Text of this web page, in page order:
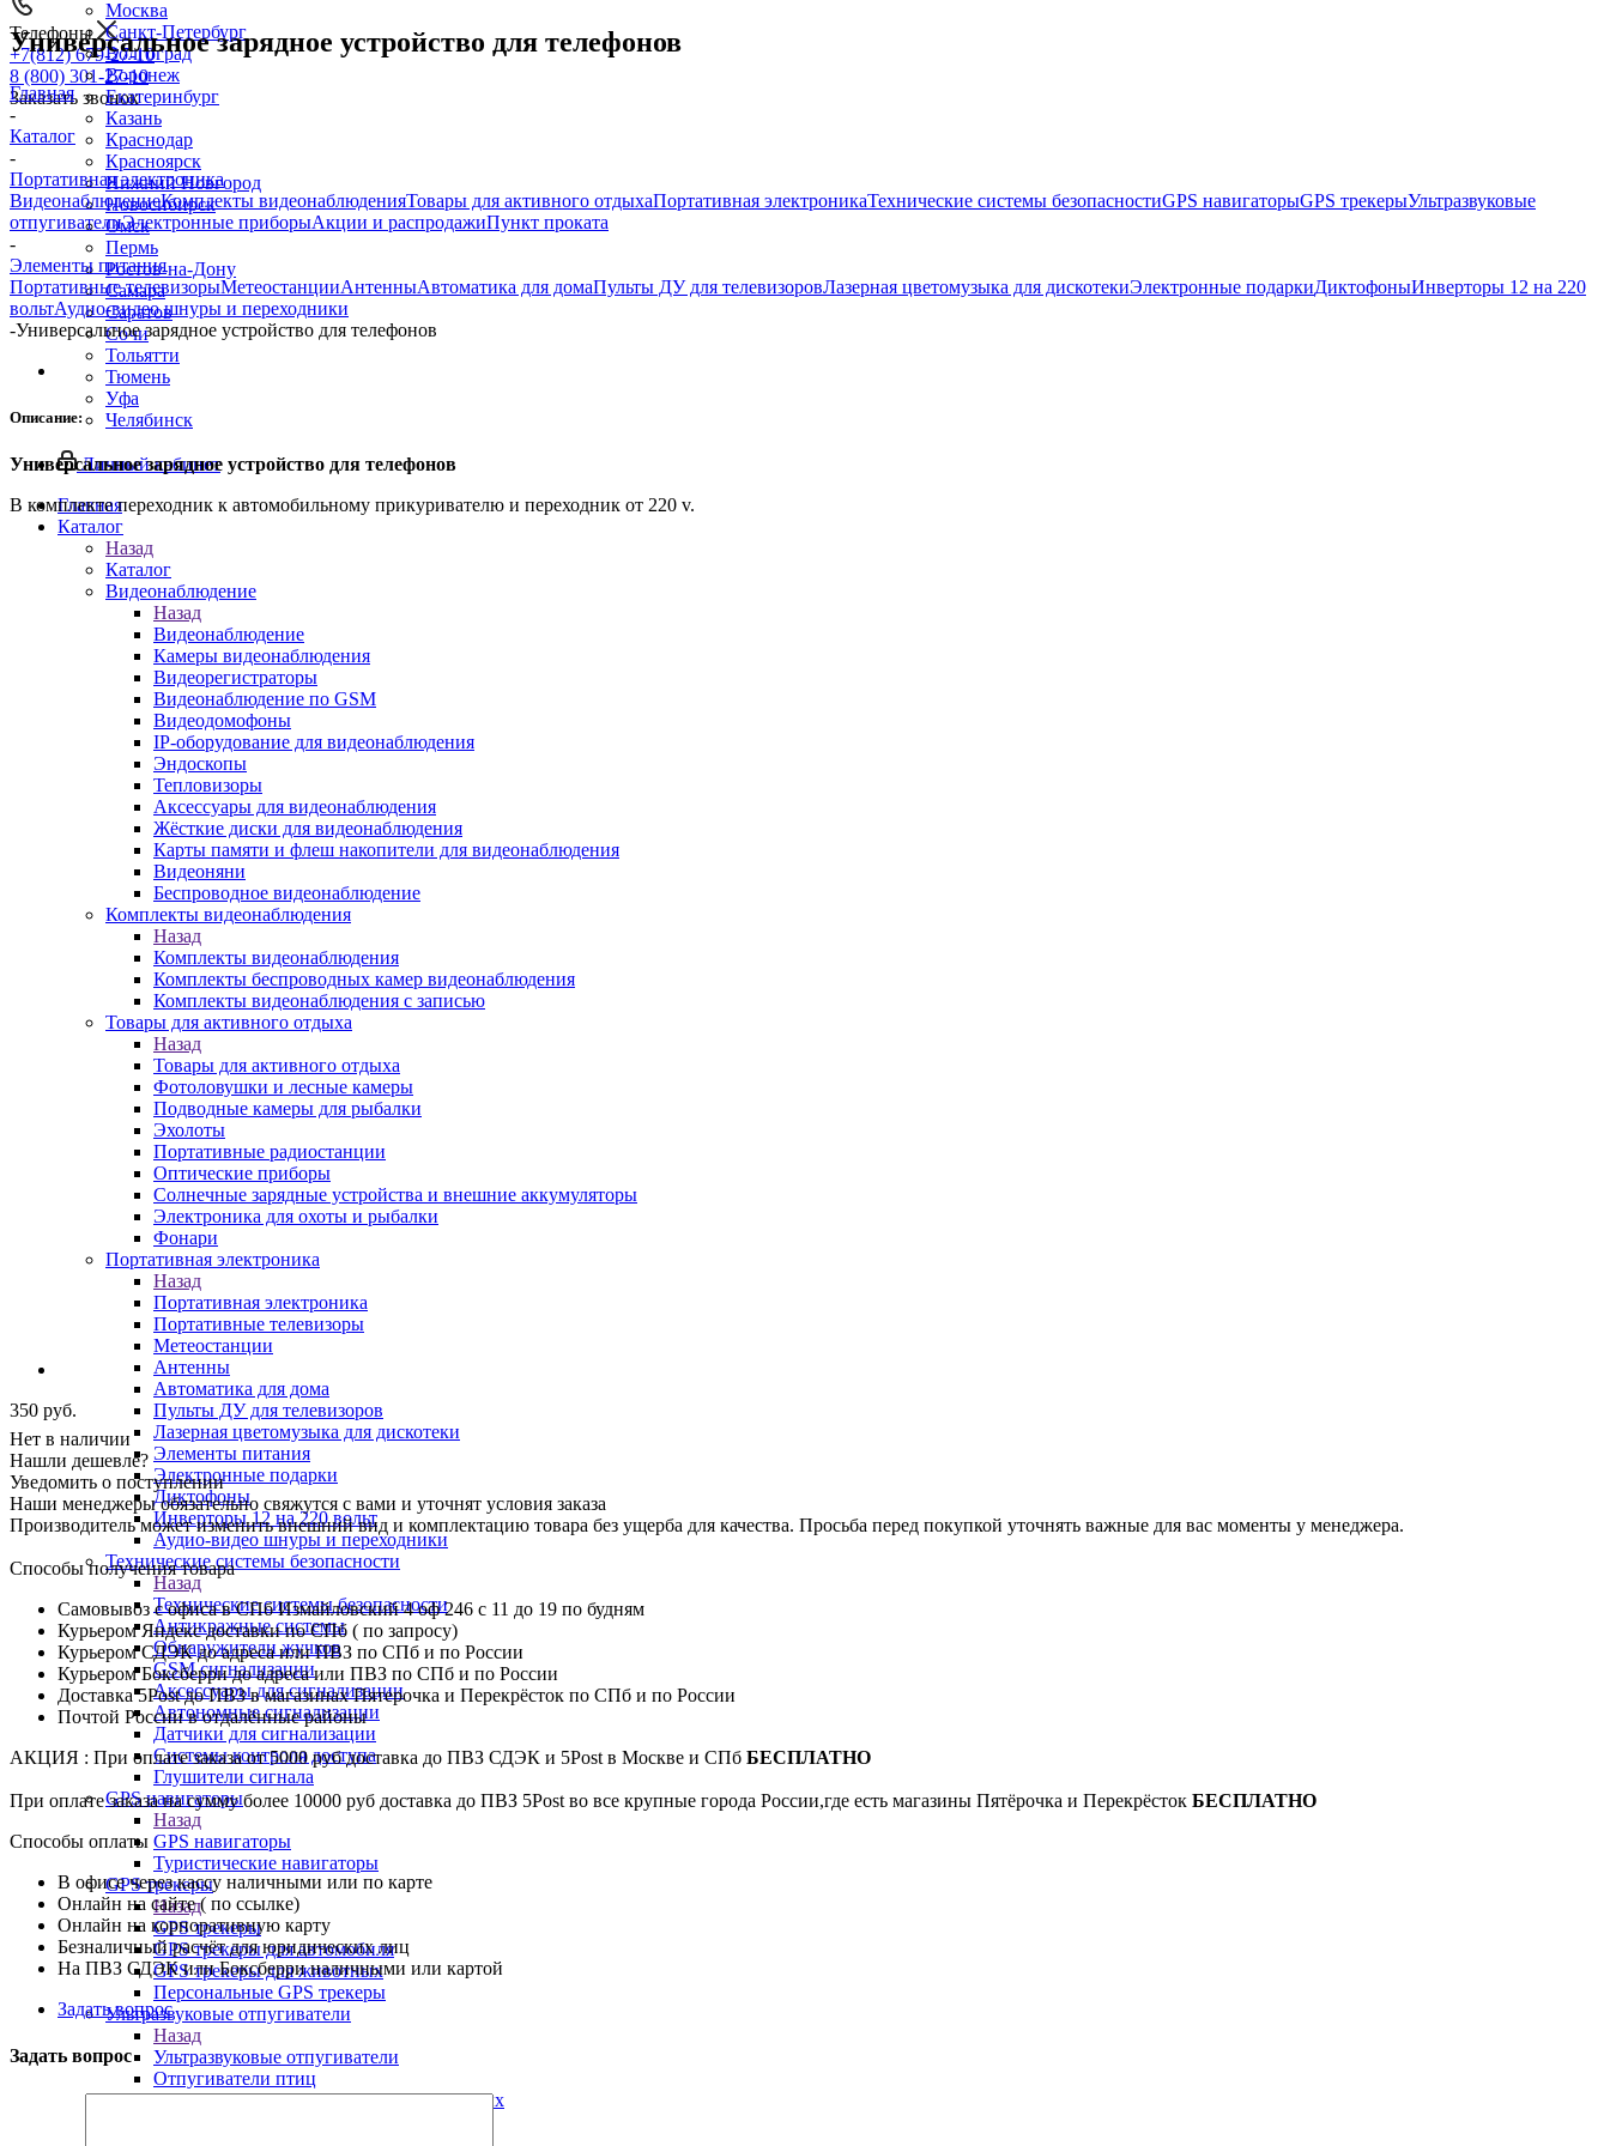
Телефоны
+7(812) 679-27-10
8 (800) 301-27-10
Заказать звонок
Москва
Санкт-Петербург
Волгоград
Воронеж
Екатеринбург
Казань
Краснодар
Красноярск
Нижний Новгород
Новосибирск
Омск
Пермь
Ростов-на-Дону
Самара
Саратов
Сочи
Тольятти
Тюмень
Уфа
Челябинск
Личный кабинет
Главная
Каталог
Назад
Каталог
Видеонаблюдение
Назад
Видеонаблюдение
Камеры видеонаблюдения
Видеорегистраторы
Видеонаблюдение по GSM
Видеодомофоны
IP-оборудование для видеонаблюдения
Эндоскопы
Тепловизоры
Аксессуары для видеонаблюдения
Жёсткие диски для видеонаблюдения
Карты памяти и флеш накопители для видеонаблюдения
Видеоняни
Беспроводное видеонаблюдение
Комплекты видеонаблюдения
Назад
Комплекты видеонаблюдения
Комплекты беспроводных камер видеонаблюдения
Комплекты видеонаблюдения с записью
Товары для активного отдыха
Назад
Товары для активного отдыха
Фотоловушки и лесные камеры
Подводные камеры для рыбалки
Эхолоты
Портативные радиостанции
Оптические приборы
Солнечные зарядные устройства и внешние аккумуляторы
Электроника для охоты и рыбалки
Фонари
Портативная электроника
Назад
Портативная электроника
Портативные телевизоры
Метеостанции
Антенны
Автоматика для дома
Пульты ДУ для телевизоров
Лазерная цветомузыка для дискотеки
Элементы питания
Электронные подарки
Диктофоны
Инверторы 12 на 220 вольт
Аудио-видео шнуры и переходники
Технические системы безопасности
Назад
Технические системы безопасности
Антикражные системы
Обнаружители жучков
GSM сигнализации
Аксессуары для сигнализации
Автономные сигнализации
Датчики для сигнализации
Системы контроля доступа
Глушители сигнала
GPS навигаторы
Назад
GPS навигаторы
Туристические навигаторы
GPS трекеры
Назад
GPS трекеры
GPS трекеры для автомобиля
GPS трекеры для животных
Персональные GPS трекеры
Ультразвуковые отпугиватели
Назад
Ультразвуковые отпугиватели
Отпугиватели птиц
Отпугиватели и уничтожители насекомых
Универсальное зарядное устройство для телефонов
Главная
-
Каталог
-
Портативная электроника
ВидеонаблюдениеКомплекты видеонаблюденияТовары для активного отдыхаПортативная электроникаТехнические системы безопасностиGPS навигаторыGPS трекерыУльтразвуковые
отпугивателиЭлектронные приборыАкции и распродажиПункт проката
-
Элементы питания
Портативные телевизорыМетеостанцииАнтенныАвтоматика для домаПульты ДУ для телевизоровЛазерная цветомузыка для дискотекиЭлектронные подаркиДиктофоныИнверторы 12 на 220
вольтАудио-видео шнуры и переходники
-Универсальное зарядное устройство для телефонов
Описание:
Универсальное зарядное устройство для телефонов
В комплекте переходник к автомобильному прикуривателю и переходник от 220 v.
350 руб.
Нет в наличии
Нашли дешевле?
Уведомить о поступлении
Наши менеджеры обязательно свяжутся с вами и уточнят условия заказа
Производитель может изменить внешний вид и комплектацию товара без ущерба для качества. Просьба перед покупкой уточнять важные для вас моменты у менеджера.
Способы получения товара
Самовывоз с офиса в СПб Измайловский 4 оф 246 с 11 до 19 по будням
Курьером Яндекс доставки по СПб ( по запросу)
Курьером СДЭК до адреса или ПВЗ по СПб и по России
Курьером Боксберри до адреса или ПВЗ по СПб и по России
Доставка 5Post до ПВЗ в магазинах Пятерочка и Перекрёсток по СПб и по России
Почтой России в отдалённые районы
АКЦИЯ : При оплате заказа от 5000 руб доставка до ПВЗ СДЭК и 5Post в Москве и СПб БЕСПЛАТНО
При оплате заказа на сумму более 10000 руб доставка до ПВЗ 5Post во все крупные города России,где есть магазины Пятёрочка и Перекрёсток БЕСПЛАТНО
Способы оплаты
В офисе через кассу наличными или по карте
Онлайн на сайте ( по ссылке)
Онлайн на корпоративную карту
Безналичный расчёт для юридических лиц
На ПВЗ СДЭК или Боксберри наличными или картой
Задать вопрос
Задать вопрос